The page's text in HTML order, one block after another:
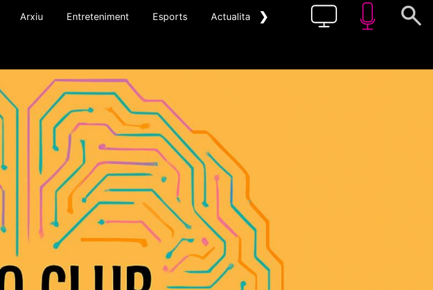
Arxiu Entreteniment Esports Actualitat Pòdcast
❯